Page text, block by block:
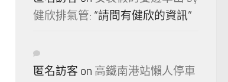
健欣排氣管: “請問有健欣的資訊”
匿名訪客 on 高鐵南港站懶人停車